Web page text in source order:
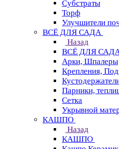
Субстраты
Торф
Улучшители
ВСЁ ДЛЯ САДА
Назад
ВСЁ ДЛЯ
Арки, Шпалеры
Крепления,
Парники,
Сетка
Укрывной
КАШПО
Назад
КАШПО